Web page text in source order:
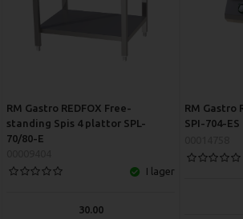
RM Gastro REDFOX Free-
standing Spis 4 plattor SPL-
70/80-E
I lager
30.00
RM Gastro
SPI-704-ES